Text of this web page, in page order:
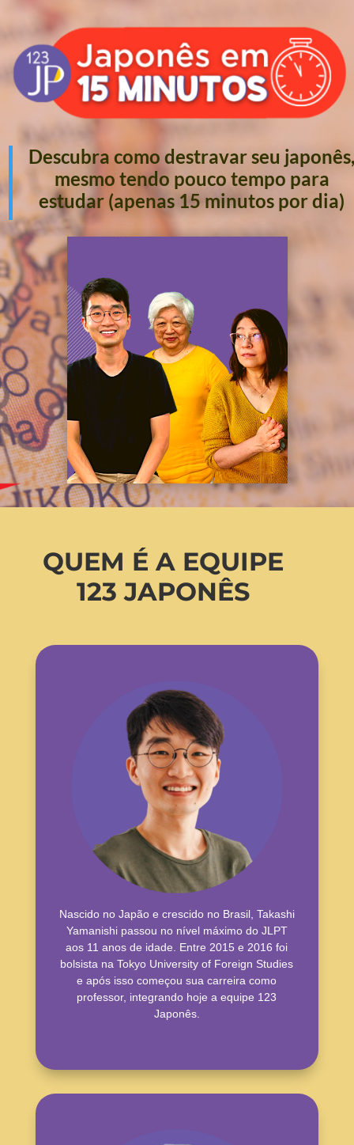
Descubra como destravar seu japonês,
mesmo tendo pouco tempo para
estudar (apenas 15 minutos por dia)
QUEM É A EQUIPE
123 JAPONÊS
Nascido no Japão e crescido no Brasil, Takashi
Yamanishi passou no nível máximo do JLPT
aos 11 anos de idade. Entre 2015 e 2016 foi
bolsista na Tokyo University of Foreign Studies
e após isso começou sua carreira como
professor, integrando hoje a equipe 123
Japonês.